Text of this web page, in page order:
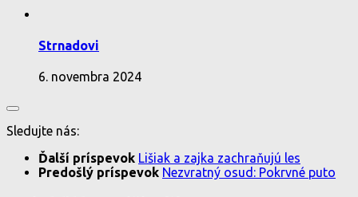
Strnadovi
6. novembra 2024
Sledujte nás:
Ďalší príspevok Lišiak a zajka zachraňujú les
Predošlý príspevok Nezvratný osud: Pokrvné puto